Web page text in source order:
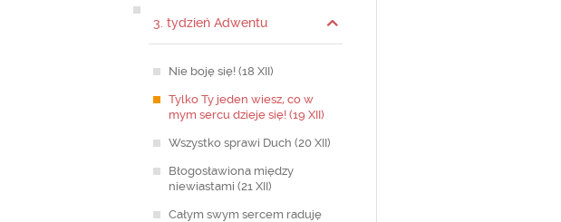
3. tydzień Adwentu
Nie boję się! (18 XII)
Tylko Ty jeden wiesz, co w
mym sercu dzieje się! (19 XII)
Wszystko sprawi Duch (20 XII)
Błogosławiona między
niewiastami (21 XII)
Całym swym sercem raduję